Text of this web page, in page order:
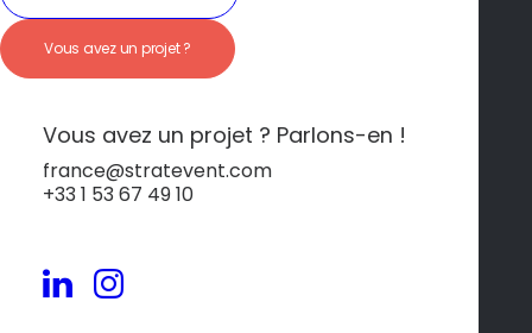
Vous avez un projet ?
Vous avez un projet ? Parlons-en !
france@stratevent.com
+33 1 53 67 49 10
Char à voile